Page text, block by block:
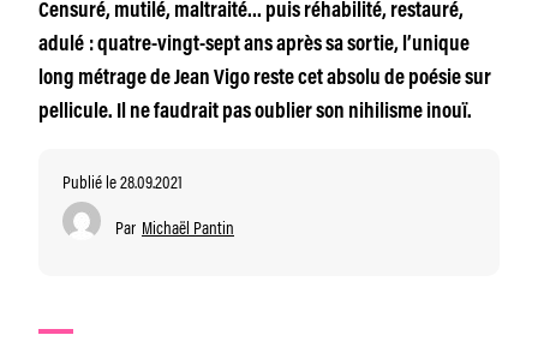
Censuré, mutilé, maltraité… puis réhabilité, restauré,
adulé : quatre-vingt-sept ans après sa sortie, l’unique
long métrage de Jean Vigo reste cet absolu de poésie sur
pellicule. Il ne faudrait pas oublier son nihilisme inouï.
Publié le 28.09.2021
Par Michaël Pantin